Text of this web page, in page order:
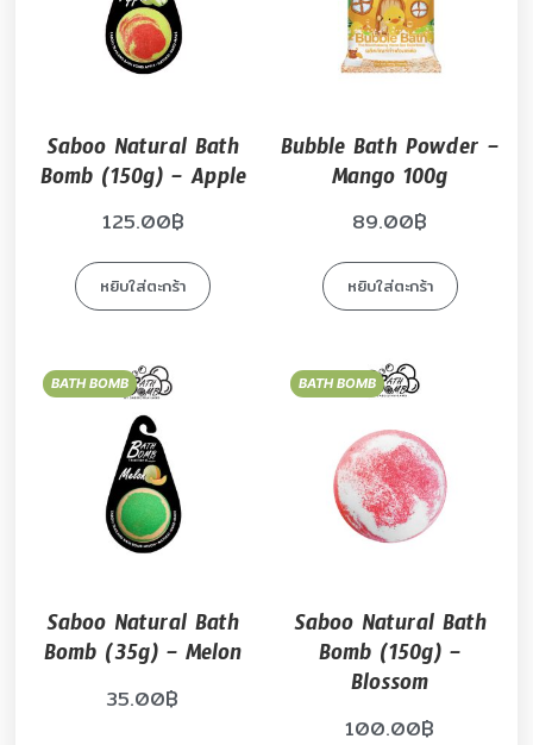
Saboo Natural Bath
Bomb (150g) – Apple
125.00฿
หยิบใส่ตะกร้า
Bubble Bath Powder –
Mango 100g
89.00฿
หยิบใส่ตะกร้า
BATH BOMB
Saboo Natural Bath
Bomb (35g) – Melon
35.00฿
BATH BOMB
Saboo Natural Bath
Bomb (150g) –
Blossom
100.00฿